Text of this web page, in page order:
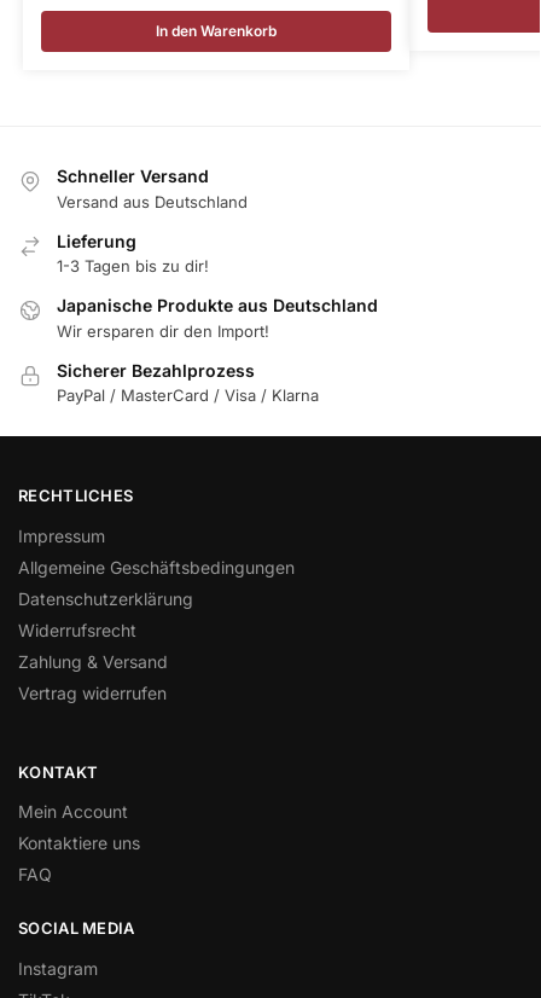
In den Warenkorb
Schneller Versand
Versand aus Deutschland
Lieferung
1-3 Tagen bis zu dir!
Japanische Produkte aus Deutschland
Wir ersparen dir den Import!
Sicherer Bezahlprozess
PayPal / MasterCard / Visa / Klarna
RECHTLICHES
Impressum
Allgemeine Geschäftsbedingungen
Datenschutzerklärung
Widerrufsrecht
Zahlung & Versand
Vertrag widerrufen
KONTAKT
Mein Account
Kontaktiere uns
FAQ
SOCIAL MEDIA
Instagram